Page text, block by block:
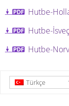
Hutbe-
Hutbe-
Hutbe-
Türkçe